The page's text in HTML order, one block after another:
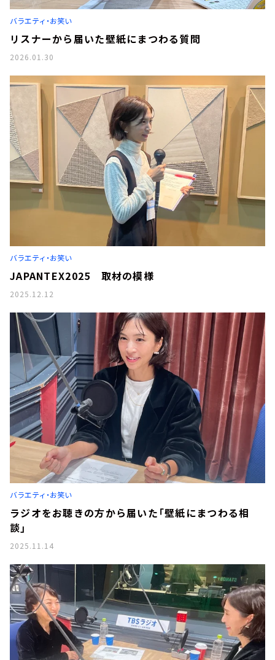
バラエティ・お笑い
リスナーから届いた壁紙にまつわる質問
2026.01.30
バラエティ・お笑い
JAPANTEX2025 取材の模様
2025.12.12
バラエティ・お笑い
ラジオをお聴きの方から届いた「壁紙にまつわる相
談」
2025.11.14